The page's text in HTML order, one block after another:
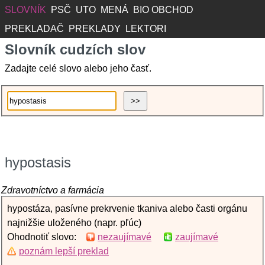
SLOVNÍK PSČ UTO MENÁ
BIO OBCHOD
PREKLADAČ
PREKLADY LEKTORI
Slovník cudzích slov
Zadajte celé slovo alebo jeho časť.
hypostasis
Zdravotníctvo a farmácia
hypostáza, pasívne prekrvenie tkaniva alebo časti orgánu
najnižšie uloženého (napr. pľúc)
Ohodnotiť slovo:
nezaujímavé
zaujímavé
poznám lepší preklad